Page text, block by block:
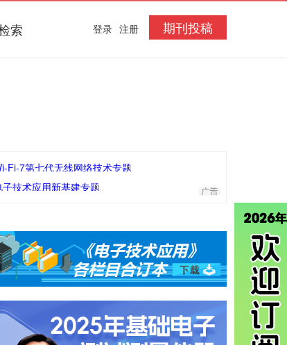
索 期刊投稿
登录 注册
Fi-7第七代无线网络技术专题
子技术应用新基建专题